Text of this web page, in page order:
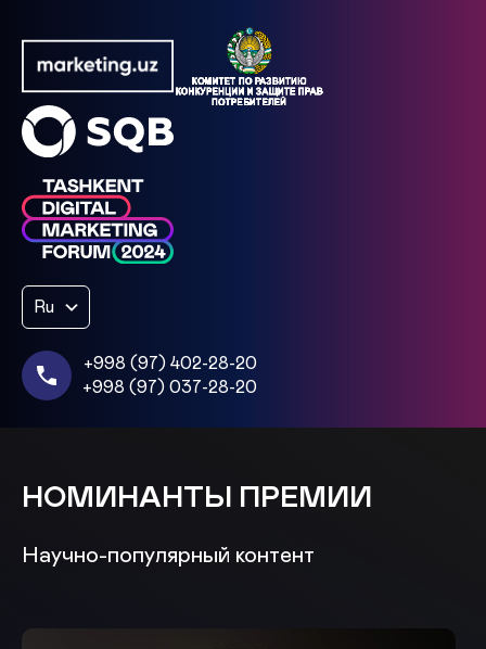
Ru
+998 (97) 402-28-20
+998 (97) 037-28-20
НОМИНАНТЫ ПРЕМИИ
Научно-популярный контент